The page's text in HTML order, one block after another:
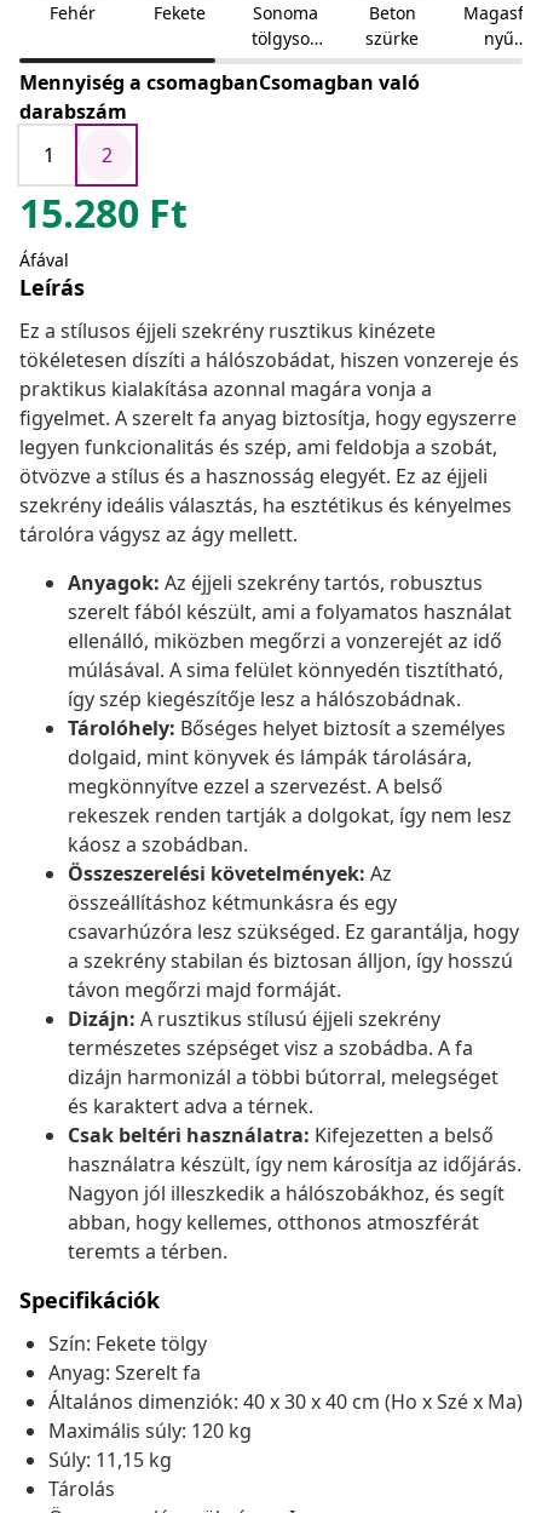
Fehér Fekete
Sonoma
tölgyson
oma
tölgy
Beton
szürke
Magasfé
nyű
fehér
Mennyiség a csomagbanCsomagban való
darabszám
1
2
15.280 Ft
Áfával
Leírás
Ez a stílusos éjjeli szekrény rusztikus kinézete
tökéletesen díszíti a hálószobádat, hiszen vonzereje és
praktikus kialakítása azonnal magára vonja a
figyelmet. A szerelt fa anyag biztosítja, hogy egyszerre
legyen funkcionalitás és szép, ami feldobja a szobát,
ötvözve a stílus és a hasznosság elegyét. Ez az éjjeli
szekrény ideális választás, ha esztétikus és kényelmes
tárolóra vágysz az ágy mellett.
Anyagok: Az éjjeli szekrény tartós, robusztus
szerelt fából készült, ami a folyamatos használat
ellenálló, miközben megőrzi a vonzerejét az idő
múlásával. A sima felület könnyedén tisztítható,
így szép kiegészítője lesz a hálószobádnak.
Tárolóhely: Bőséges helyet biztosít a személyes
dolgaid, mint könyvek és lámpák tárolására,
megkönnyítve ezzel a szervezést. A belső
rekeszek renden tartják a dolgokat, így nem lesz
káosz a szobádban.
Összeszerelési követelmények: Az
összeállításhoz kétmunkásra és egy
csavarhúzóra lesz szükséged. Ez garantálja, hogy
a szekrény stabilan és biztosan álljon, így hosszú
távon megőrzi majd formáját.
Dizájn: A rusztikus stílusú éjjeli szekrény
természetes szépséget visz a szobádba. A fa
dizájn harmonizál a többi bútorral, melegséget
és karaktert adva a térnek.
Csak beltéri használatra: Kifejezetten a belső
használatra készült, így nem károsítja az időjárás.
Nagyon jól illeszkedik a hálószobákhoz, és segít
abban, hogy kellemes, otthonos atmoszférát
teremts a térben.
Specifikációk
Szín: Fekete tölgy
Anyag: Szerelt fa
Általános dimenziók: 40 x 30 x 40 cm (Ho x Szé x Ma)
Maximális súly: 120 kg
Súly: 11,15 kg
Tárolás